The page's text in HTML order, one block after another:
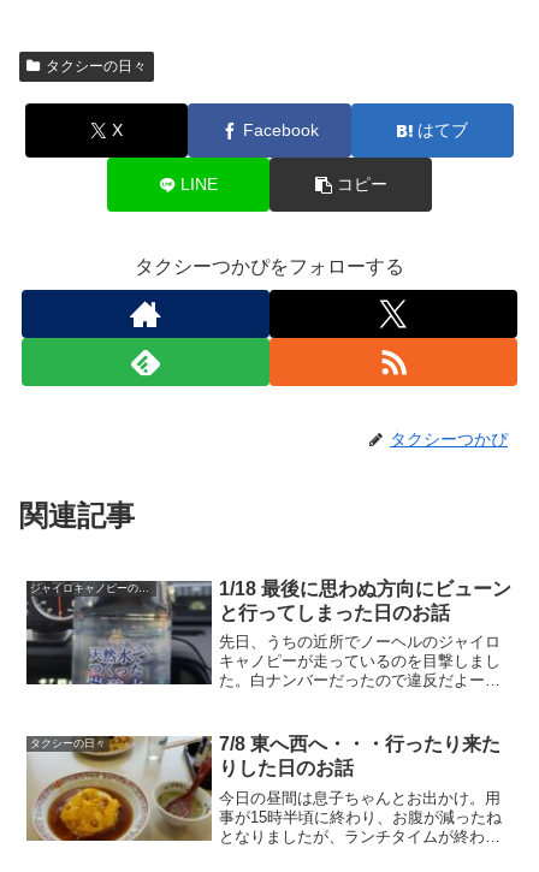
タクシーの日々
X Facebook はてブ
LINE コピー
タクシーつかぴをフォローする
タクシーつかぴ
関連記事
ジャイロキャノピーの話題
1/18 最後に思わぬ方向にビューン
と行ってしまった日のお話
先日、うちの近所でノーヘルのジャイロ
キャノピーが走っているのを目撃しまし
た。白ナンバーだったので違反だよーっ
ノピーはこれです。ホンダの原付きで、
よく配達に使われているア...
タクシーの日々
7/8 東へ西へ・・・行ったり来た
りした日のお話
今日の昼間は息子ちゃんとお出かけ。用
事が15時半頃に終わり、お腹が減ったね
となりましたが、ランチタイムが終わっ